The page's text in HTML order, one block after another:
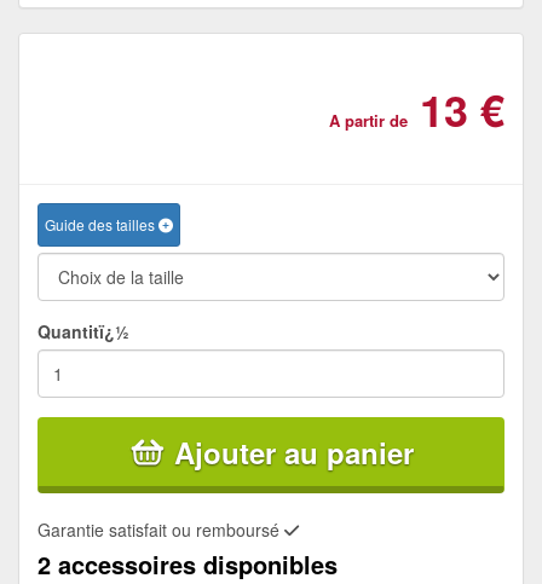
A partir de 13 €
Guide des tailles
Quantitï¿½
Ajouter au panier
Garantie satisfait ou remboursé
2 accessoires disponibles